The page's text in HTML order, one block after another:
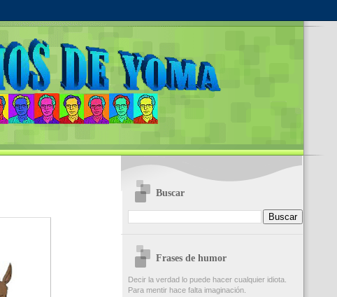
Buscar
Frases de humor
Decir la verdad lo puede hacer cualquier idiota.
Para mentir hace falta imaginación.